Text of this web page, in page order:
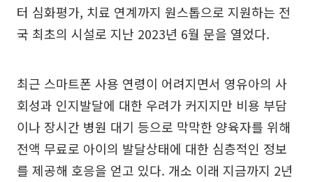
터 심화평가, 치료 연계까지 원스톱으로 지원하는 전
국 최초의 시설로 지난 2023년 6월 문을 열었다.
최근 스마트폰 사용 연령이 어려지면서 영유아의 사
회성과 인지발달에 대한 우려가 커지지만 비용 부담
이나 장시간 병원 대기 등으로 막막한 양육자를 위해
전액 무료로 아이의 발달상태에 대한 심층적인 정보
를 제공해 호응을 얻고 있다. 개소 이래 지금까지 2년